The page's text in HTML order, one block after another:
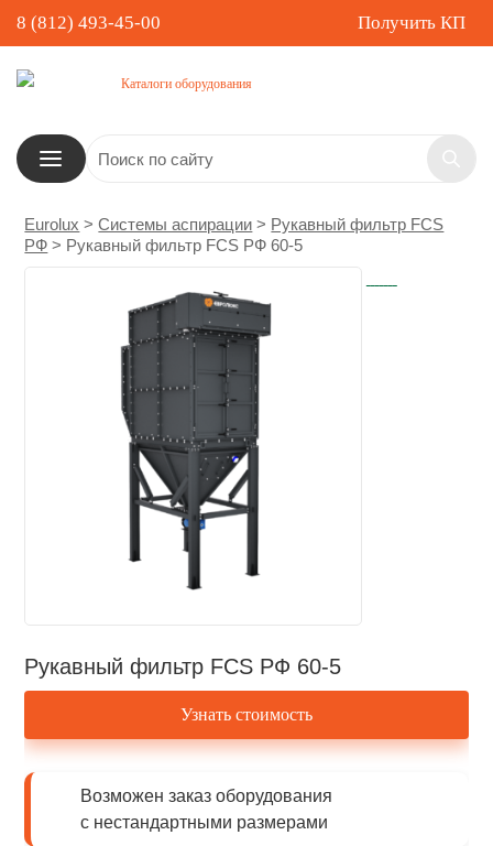
8 (812) 493-45-00 Получить КП
Каталоги оборудования
Eurolux >Системы аспирации > Рукавный фильтр FCS
РФ > Рукавный фильтр FCS РФ 60-5
Рукавный фильтр FCS РФ 60-5
Узнать стоимость
Возможен заказ оборудования
с нестандартными размерами